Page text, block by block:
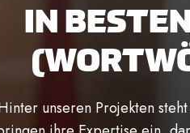
IN
unseren Projekten